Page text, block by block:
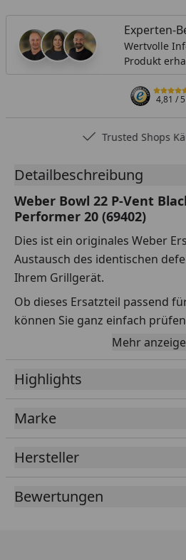
Experten-
Wertvolle
Produkt
4,81/ 5
Trusted Shops
Detailbeschreibung
Weber Bowl 22 P-Vent
Performer 20 (69402)
Dies ist ein originales Weber
Austausch des identischen
Ihrem Grillgerät.
Ob dieses Ersatzteil passend
können Sie ganz einfach
Explosionszeichnung Ihres
das betreffende Teil
Über die Seriennummer Ihres
ganz einfach zur passenden
Geben Sie dafür die
Sollte Ihnen nicht bekannt sein,
Seriennummer finden, klicken
Mehr
Highlights
Marke
Hersteller
Bewertungen